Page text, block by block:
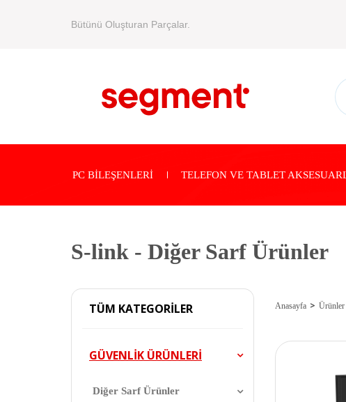
Bütünü Oluşturan Parçalar.
PC BİLEŞENLERİ TELEFON VE TABLET
S-link - Diğer Sarf Ürünler
TÜM KATEGORİLER
GÜVENLİK ÜRÜNLERİ
Diğer Sarf Ürünler
Anasayfa Ürünler